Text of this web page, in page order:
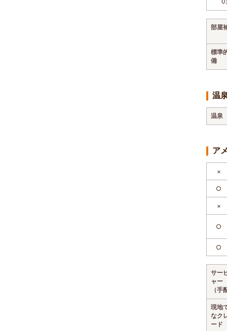
部屋
標準
備
温
温泉
ア
×
○
×
○
○
サー
ャー
（手
現地
なク
ード